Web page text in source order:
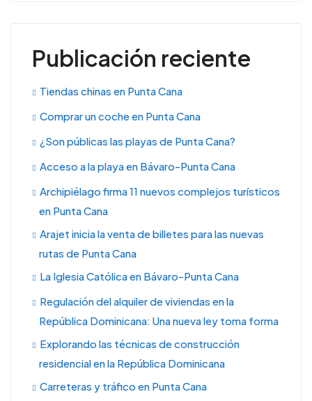
Publicación reciente
Tiendas chinas en Punta Cana
Comprar un coche en Punta Cana
¿Son públicas las playas de Punta Cana?
Acceso a la playa en Bávaro-Punta Cana
Archipiélago firma 11 nuevos complejos turísticos
en Punta Cana
Arajet inicia la venta de billetes para las nuevas
rutas de Punta Cana
La Iglesia Católica en Bávaro-Punta Cana
Regulación del alquiler de viviendas en la
República Dominicana: Una nueva ley toma forma
Explorando las técnicas de construcción
residencial en la República Dominicana
Carreteras y tráfico en Punta Cana